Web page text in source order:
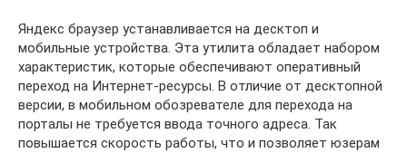
Яндекс браузер устанавливается на десктоп и
мобильные устройства. Эта утилита обладает набором
характеристик, которые обеспечивают оперативный
переход на Интернет-ресурсы. В отличие от десктопной
версии, в мобильном обозревателе для перехода на
порталы не требуется ввода точного адреса. Так
повышается скорость работы, что и позволяет юзерам